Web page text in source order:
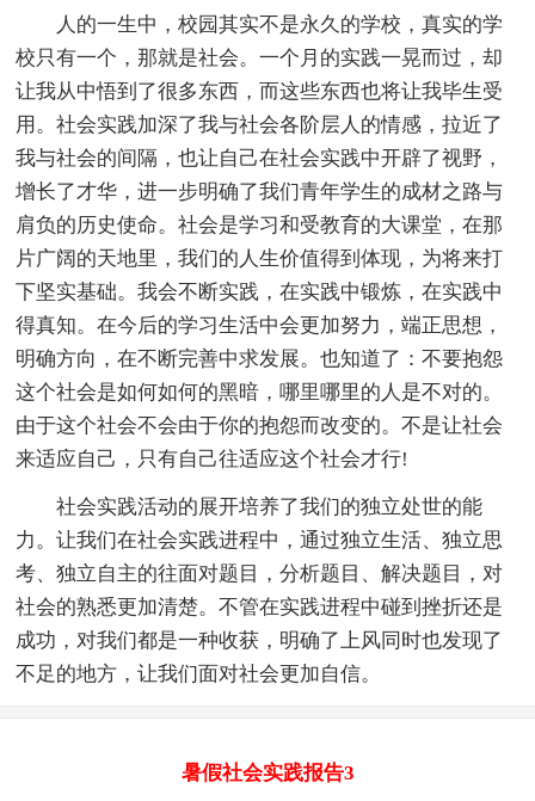
人的一生中，校园其实不是永久的学校，真实的学
校只有一个，那就是社会。一个月的实践一晃而过，却
让我从中悟到了很多东西，而这些东西也将让我毕生受
用。社会实践加深了我与社会各阶层人的情感，拉近了
我与社会的间隔，也让自己在社会实践中开辟了视野，
增长了才华，进一步明确了我们青年学生的成材之路与
肩负的历史使命。社会是学习和受教育的大课堂，在那
片广阔的天地里，我们的人生价值得到体现，为将来打
下坚实基础。我会不断实践，在实践中锻炼，在实践中
得真知。在今后的学习生活中会更加努力，端正思想，
明确方向，在不断完善中求发展。也知道了：不要抱怨
这个社会是如何如何的黑暗，哪里哪里的人是不对的。
由于这个社会不会由于你的抱怨而改变的。不是让社会
来适应自己，只有自己往适应这个社会才行!
社会实践活动的展开培养了我们的独立处世的能
力。让我们在社会实践进程中，通过独立生活、独立思
考、独立自主的往面对题目，分析题目、解决题目，对
社会的熟悉更加清楚。不管在实践进程中碰到挫折还是
成功，对我们都是一种收获，明确了上风同时也发现了
不足的地方，让我们面对社会更加自信。
暑假社会实践报告3